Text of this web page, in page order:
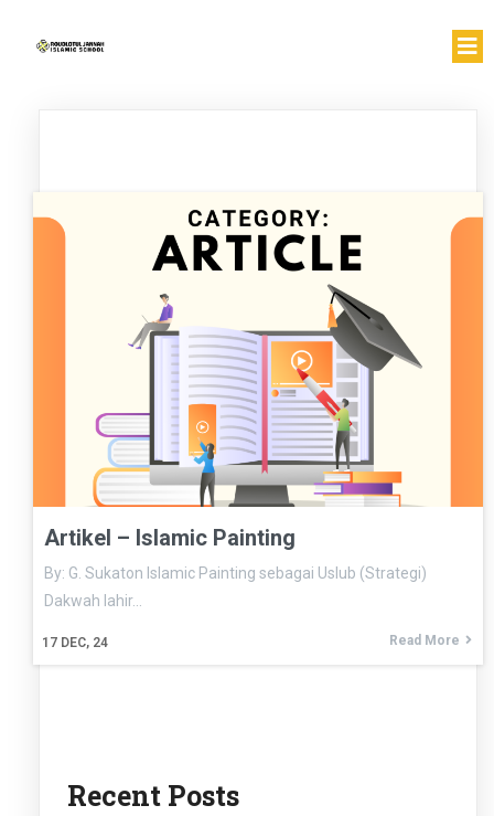
Artikel – Islamic Painting
17 DEC, 24
By: G. Sukaton Islamic Painting sebagai Uslub (Strategi)
Dakwah lahir…
Read More
Recent Posts